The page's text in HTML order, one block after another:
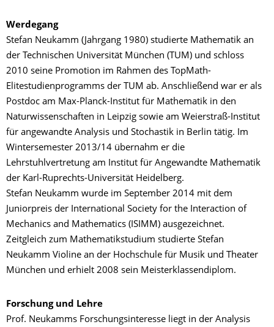
Werdegang
Stefan Neukamm (Jahrgang 1980) studierte Mathematik an
der Technischen Universität München (TUM) und schloss
2010 seine Promotion im Rahmen des TopMath-
Elitestudienprogramms der TUM ab. Anschließend war er als
Postdoc am Max-Planck-Institut für Mathematik in den
Naturwissenschaften in Leipzig sowie am Weierstraß-Institut
für angewandte Analysis und Stochastik in Berlin tätig. Im
Wintersemester 2013/14 übernahm er die
Lehrstuhlvertretung am Institut für Angewandte Mathematik
der Karl-Ruprechts-Universität Heidelberg.
Stefan Neukamm wurde im September 2014 mit dem
Juniorpreis der International Society for the Interaction of
Mechanics and Mathematics (ISIMM) ausgezeichnet.
Zeitgleich zum Mathematikstudium studierte Stefan
Neukamm Violine an der Hochschule für Musik und Theater
München und erhielt 2008 sein Meisterklassendiplom.
Forschung und Lehre
Prof. Neukamms Forschungsinteresse liegt in der Analysis